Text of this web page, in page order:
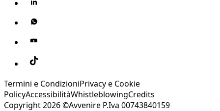
Termini e CondizioniPrivacy e Cookie
PolicyAccessibilitàWhistleblowingCredits
Copyright 2026 ©Avvenire P.Iva 00743840159